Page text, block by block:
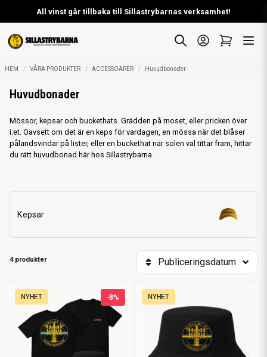
All vinst går tillbaka till Sillastrybarnas verksamhet!
HEM VÅRA PRODUKTER ACCESSOARER Huvudbonader
Huvudbonader
Mössor, kepsar och buckethats. Grädden på moset, eller pricken över
i:et. Oavsett om det är en keps för vardagen, en mössa när det blåser
pålandsvindar på lister, eller en buckethat när solen väl tittar fram, hittar
du rätt huvudbonad här hos Sillastrybarna.
Kepsar
4 produkter Publiceringsdatum
NYHET -8% NYHET